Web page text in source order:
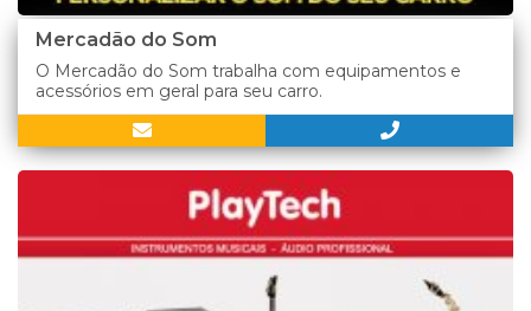
Mercadão do Som
O Mercadão do Som trabalha com equipamentos e
acessórios em geral para seu carro.